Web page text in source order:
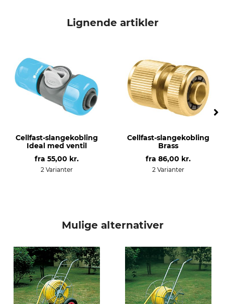
Længde
7,5 meter
Vægt
625 g
Lignende artikler
Cellfast-slangekobling
Ideal med ventil
fra 55,00 kr.
2 Varianter
Cellfast-slangekobling
Brass
fra 86,00 kr.
2 Varianter
Mulige alternativer